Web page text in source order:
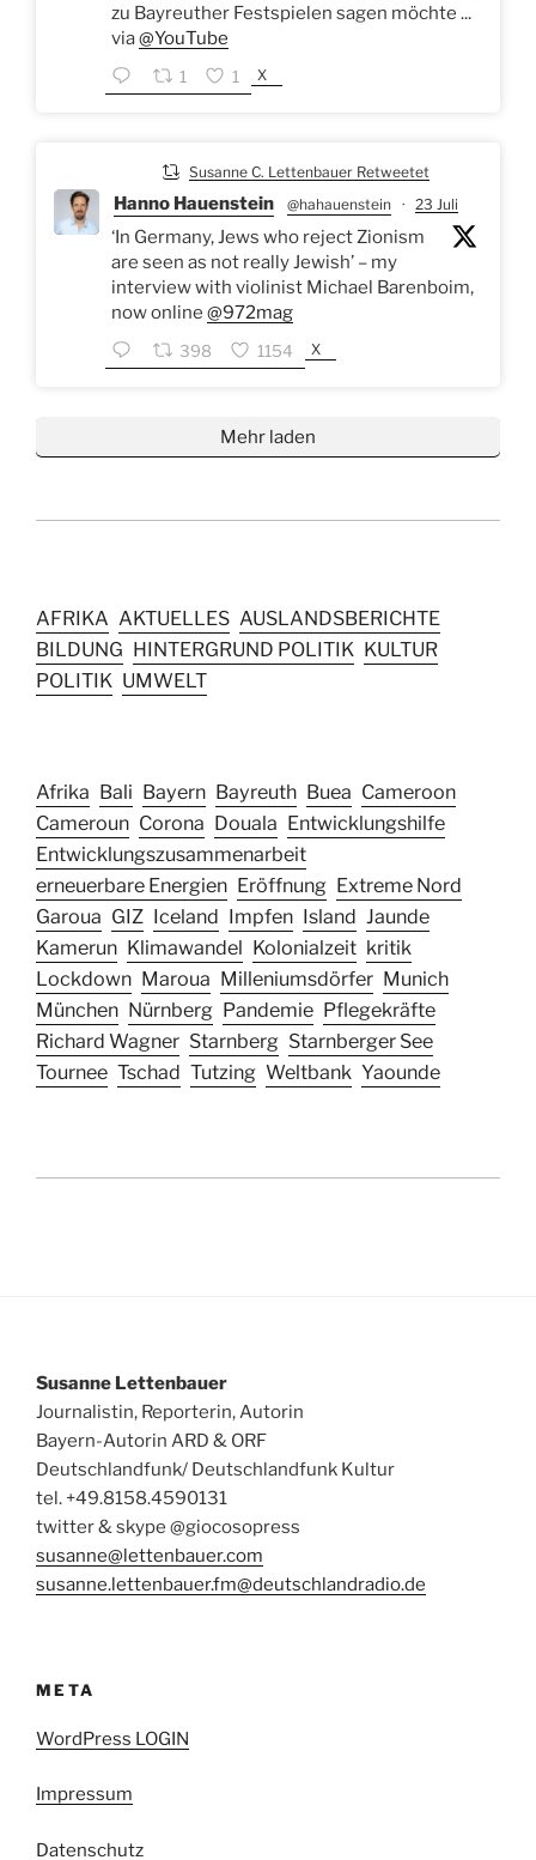
zu Bayreuther Festspielen sagen möchte ...
via@YouTube
1 1 X
Susanne C. Lettenbauer Retweetet
Hanno Hauenstein @hahauenstein · 23 Juli
‘In Germany, Jews who reject Zionism
are seen as not really Jewish’ – my
interview with violinist Michael Barenboim,
now online @972mag
398 1154 X
Mehr laden
AFRIKA AKTUELLES AUSLANDSBERICHTE
BILDUNG HINTERGRUND POLITIK KULTUR
POLITIK UMWELT
Afrika Bali Bayern Bayreuth Buea Cameroon
Cameroun Corona Douala Entwicklungshilfe
Entwicklungszusammenarbeit
erneuerbare Energien Eröffnung Extreme Nord
Garoua GIZ Iceland Impfen Island Jaunde
Kamerun Klimawandel Kolonialzeit kritik
Lockdown Maroua Milleniumsdörfer Munich
München Nürnberg Pandemie Pflegekräfte
Richard Wagner Starnberg Starnberger See
Tournee Tschad Tutzing Weltbank Yaounde
Susanne Lettenbauer
Journalistin, Reporterin, Autorin
Bayern-Autorin ARD & ORF
Deutschlandfunk/ Deutschlandfunk Kultur
tel. +49.8158.4590131
twitter & skype @giocosopress
susanne@lettenbauer.com
susanne.lettenbauer.fm@deutschlandradio.de
META
WordPress LOGIN
Impressum
Datenschutz